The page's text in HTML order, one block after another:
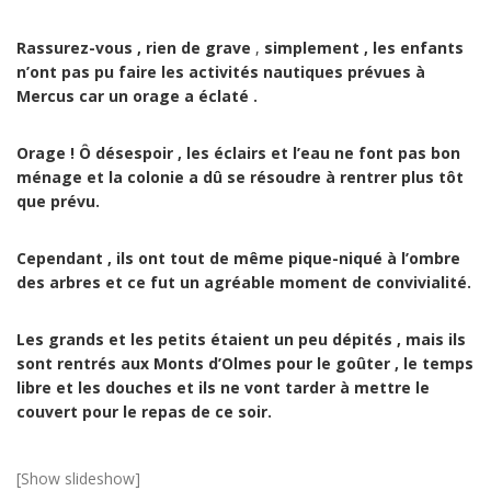
Rassurez-vous , rien de grave , simplement , les enfants
n’ont pas pu faire les activités nautiques prévues à
Mercus car un orage a éclaté .
Orage ! Ô désespoir , les éclairs et l’eau ne font pas bon
ménage et la colonie a dû se résoudre à rentrer plus tôt
que prévu.
Cependant , ils ont tout de même pique-niqué à l’ombre
des arbres et ce fut un agréable moment de convivialité.
Les grands et les petits étaient un peu dépités , mais ils
sont rentrés aux Monts d’Olmes pour le goûter , le temps
libre et les douches et ils ne vont tarder à mettre le
couvert pour le repas de ce soir.
[Show slideshow]